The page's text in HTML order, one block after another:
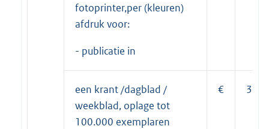
fotoprinter,per (kleuren)
afdruk voor:
- publicatie in
een krant /dagblad /
weekblad, oplage tot
100.000 exemplaren
€